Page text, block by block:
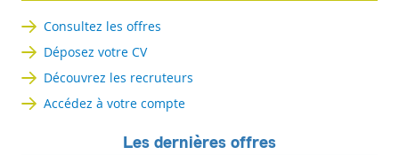
Consultez les offres
Déposez votre CV
Découvrez les recruteurs
Accédez à votre compte
Les dernières offres